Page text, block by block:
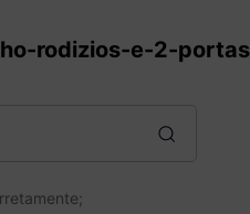
rodizios-e-2-